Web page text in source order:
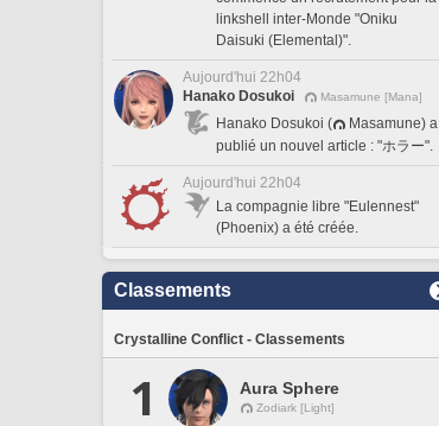
linkshell inter-Monde "Oniku
Daisuki (Elemental)".
Aujourd'hui 22h04
Hanako Dosukoi
Masamune [Mana]
Hanako Dosukoi (
Masamune) a
publié un nouvel article : "ホラー".
Aujourd'hui 22h04
La compagnie libre "Eulennest"
(Phoenix) a été créée.
Classements
Crystalline Conflict - Classements
1 Aura Sphere
Zodiark [Light]